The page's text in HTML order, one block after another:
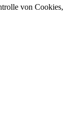
von Cookies,